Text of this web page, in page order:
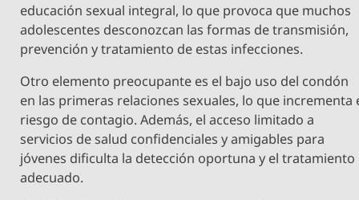
educación sexual integral, lo que provoca que muchos
adolescentes desconozcan las formas de transmisión,
prevención y tratamiento de estas infecciones.
Otro elemento preocupante es el bajo uso del condón
en las primeras relaciones sexuales, lo que incrementa
riesgo de contagio. Además, el acceso limitado a
servicios de salud confidenciales y amigables para
jóvenes dificulta la detección oportuna y el tratamiento
adecuado.